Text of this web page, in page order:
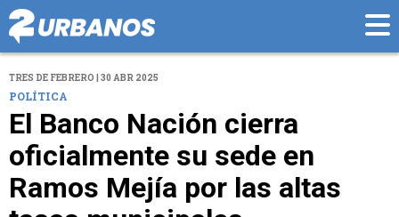
TRES DE FEBRERO | 30 ABR 2025
POLÍTICA
El Banco Nación cierra
oficialmente su sede en
Ramos Mejía por las altas